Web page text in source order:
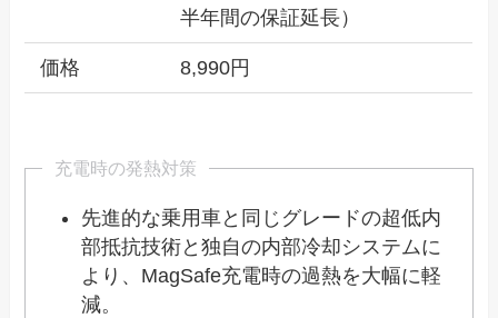
半年間の保証延長）
価格 8,990円
充電時の発熱対策
先進的な乗用車と同じグレードの超低内
部抵抗技術と独自の内部冷却システムに
より、MagSafe充電時の過熱を大幅に軽
減。